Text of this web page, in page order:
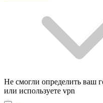
Не смогли определить ваш
или используете vpn